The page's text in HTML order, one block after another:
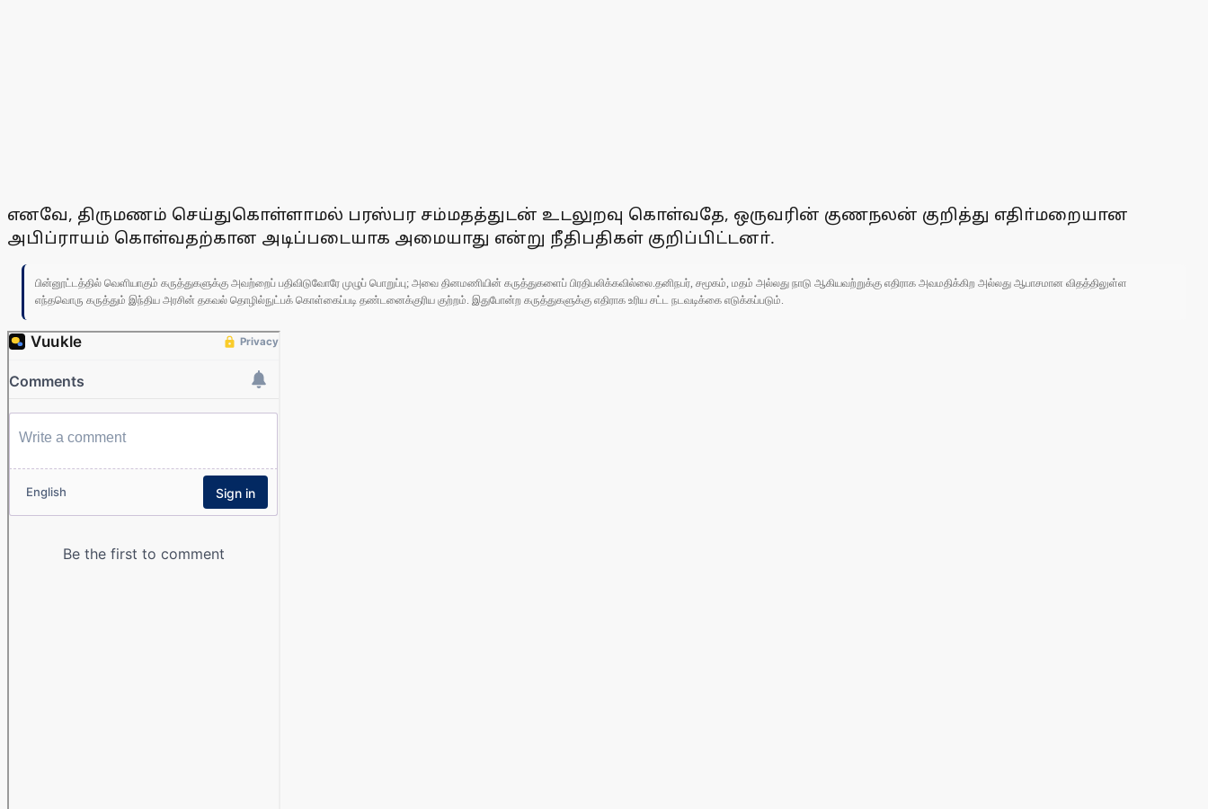
எனவே, திருமணம் செய்துகொள்ளாமல் பரஸ்பர சம்மதத்துடன் உடலுறவு கொள்வதே, ஒருவரின் குணநலன் குறித்து எதிா்மறையான
அபிப்ராயம் கொள்வதற்கான அடிப்படையாக அமையாது என்று நீதிபதிகள் குறிப்பிட்டனா்.
பின்னூட்டத்தில் வெளியாகும் கருத்துகளுக்கு அவற்றைப் பதிவிடுவோரே முழுப் பொறுப்பு; அவை தினமணியின் கருத்துகளைப் பிரதிபலிக்கவில்லை.தனிநபர், சமூகம், மதம் அல்லது நாடு ஆகியவற்றுக்கு எதிராக அவமதிக்கிற அல்லது ஆபாசமான விதத்திலுள்ள
எந்தவொரு கருத்தும் இந்திய அரசின் தகவல் தொழில்நுட்பக் கொள்கைப்படி தண்டனைக்குரிய குற்றம். இதுபோன்ற கருத்துகளுக்கு எதிராக உரிய சட்ட நடவடிக்கை எடுக்கப்படும்.